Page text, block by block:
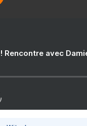
Rencontre avec